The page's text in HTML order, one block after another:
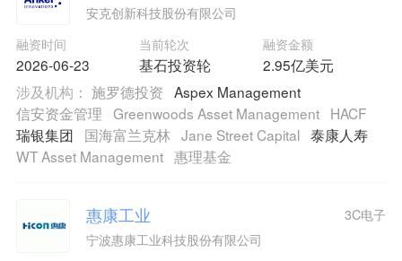
安克创新科技股份有限公司
融资时间
2026-06-23
当前轮次
基石投资轮
融资金额
2.95亿美元
涉及机构： 施罗德投资 Aspex Management
信安资金管理 Greenwoods Asset Management HACF
瑞银集团
国海富兰克林 Jane Street Capital 泰康人寿
WT Asset Management 惠理基金
惠康工业
宁波惠康工业科技股份有限公司
3C电子